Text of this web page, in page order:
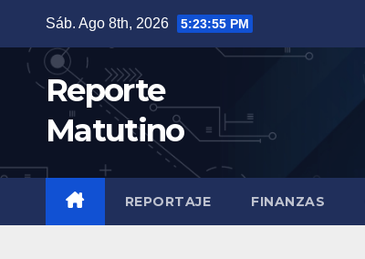
contenido
Sáb. Ago 8th, 2026 5:23:56 PM
Reporte
Matutino
REPORTAJE FINANZAS